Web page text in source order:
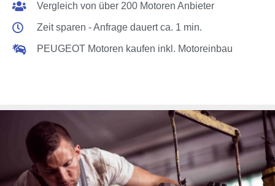
Vergleich von über 200 Motoren Anbieter
Zeit sparen - Anfrage dauert ca. 1 min.
PEUGEOT Motoren kaufen inkl. Motoreinbau